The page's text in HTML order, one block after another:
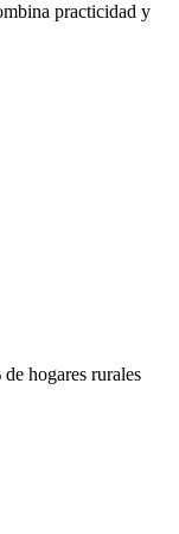
practicidad y
hogares rurales